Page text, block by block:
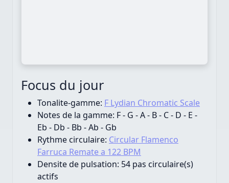
Focus du jour
Tonalite-gamme: F Lydian Chromatic Scale
Notes de la gamme: F - G - A - B - C - D - E -
Eb - Db - Bb - Ab - Gb
Rythme circulaire: Circular Flamenco
Farruca Remate a 122 BPM
Densite de pulsation: 54 pas circulaire(s)
actifs